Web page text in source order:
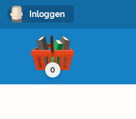
Inloggen
0